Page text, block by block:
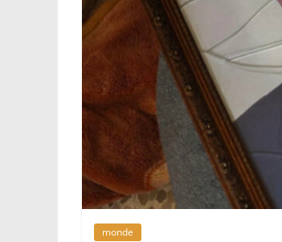
monde